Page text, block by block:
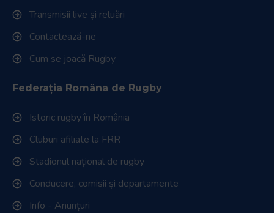
Transmisii live și reluări
Contactează-ne
Cum se joacă Rugby
Federația Româna de Rugby
Istoric rugby în România
Cluburi afiliate la FRR
Stadionul național de rugby
Conducere, comisii și departamente
Info - Anunțuri